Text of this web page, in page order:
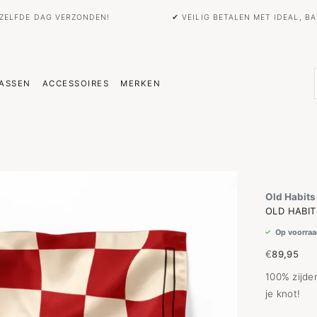
DAG VERZONDEN! ✔ VEILIG BETALEN MET IDEAL,
ACCESSOIRES MERKEN
Old
OLD
Op
€89,95
100%
je knot!